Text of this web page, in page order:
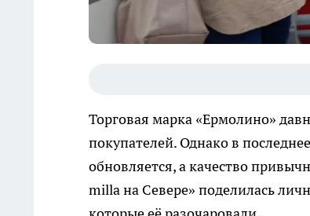
Торговая марка «Ермолино»
покупателей. Однако в
обновляется, а качество
milla на Севере» поделилась